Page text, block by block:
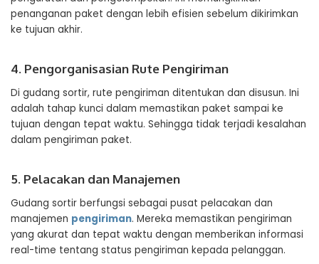
penanganan paket dengan lebih efisien sebelum dikirimkan
ke tujuan akhir.
4. Pengorganisasian Rute Pengiriman
Di gudang sortir, rute pengiriman ditentukan dan disusun. Ini
adalah tahap kunci dalam memastikan paket sampai ke
tujuan dengan tepat waktu. Sehingga tidak terjadi kesalahan
dalam pengiriman paket.
5. Pelacakan dan Manajemen
Gudang sortir berfungsi sebagai pusat pelacakan dan
manajemen pengiriman. Mereka memastikan pengiriman
yang akurat dan tepat waktu dengan memberikan informasi
real-time tentang status pengiriman kepada pelanggan.